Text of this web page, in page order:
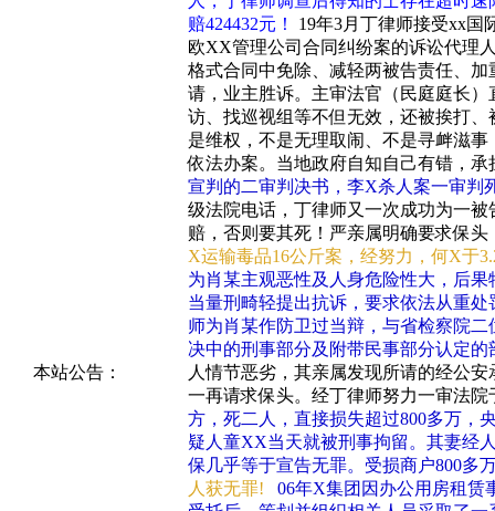
本站公告：
赔424432元！ 19年3月丁律师接受xx国
欧XX管理公司合同纠纷案的诉讼代理
格式合同中免除、减轻两被告责任、
请，业主胜诉。主审法官（民庭庭长
访、找巡视组等不但无效，还被挨打
是维权，不是无理取闹、不是寻衅滋
依法办案。当地政府自知自己有错，
宣判的二审判决书，李X杀人案一审判
级法院电话 ，丁律师又一次成功为一
赔，否则要其死！严亲属明确要求保
X运输毒品16公斤案，经努力，何X于
为肖某主观恶性及人身危险性大，后
当量刑畸轻提出抗诉，要求依法从重
师为肖某作防卫过当辩，与省检察院
决中的刑事部分及附带民事部分认定
人情节恶劣，其亲属发现所请的经公
一再请求保头。经丁律师努力一审法
方，死二人，直接损失超过800多万，
疑人童XX当天就被刑事拘留。其妻经
保几乎等于宣告无罪。受损商户800
人获无罪! 06年X集团因办公用房租赁